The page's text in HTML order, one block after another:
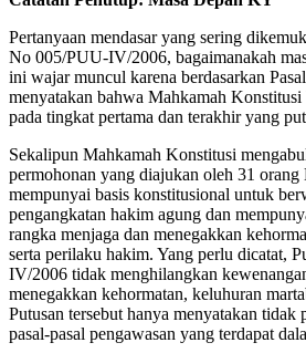
Pertanyaan mendasar yang sering
No 005/PUU-IV/2006, bagaimanakah
ini wajar muncul karena berdasarkan
menyatakan bahwa Mahkamah
pada tingkat pertama dan terakhir yang
Sekalipun Mahkamah Konstitusi
permohonan yang diajukan oleh 31
mempunyai basis konstitusional untuk
pengangkatan hakim agung dan
rangka menjaga dan menegakkan
serta perilaku hakim. Yang perlu dicatat,
IV/2006 tidak menghilangkan
menegakkan kehormatan, keluhuran
Putusan tersebut hanya menyatakan tidak
pasal-pasal pengawasan yang terdapat